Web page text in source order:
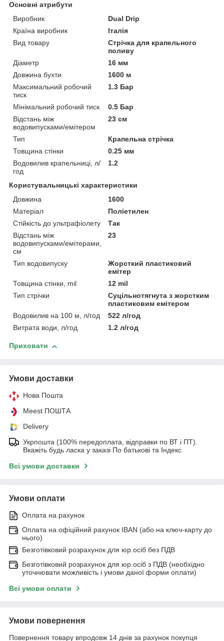
Основні атрибути
Виробник
Dual Drip
Країна виробник
Італія
Вид товару
Стрічка для крапельного
поливу
Діаметр
16 мм
Довжина бухти
1600 м
Максимальний робочий
тиск
1.3 Бар
Мінімальний робочий тиск
0.5 Бар
Відстань між
водовипусками/емітером
23 см
Тип
Крапельна стрічка
Товщина стінки
0.25 мм
Водовилив крапельниці, л/
год
1.2
Користувальницькі характеристики
Довжина
1600
Матеріал
Поліетилен
Стійкість до ультрафіолету
Так
Відстань між
водовипусками/емітерами,
см
23
Тип водовипуску
Жорсткий пластиковий
емітер
Товщина стінки, mil
12 mil
Тип стрічки
Суцільнотягнута з жорстким
пластиковим емітером
Водовилив на 100 м, л/год
522 л/год
Витрата води, л/год
1.2 л/год
Приховати
Умови доставки
Нова Пошта
Meest ПОШТА
Delivery
Укрпошта (100% передоплата, відправки по ВТ і ПТ).
Вкажіть будь ласка у заказі По батькові та Індекс
Всі умови доставки
Умови оплати
Оплата на рахунок
Оплата на офіційний рахунок IBAN (або на ключ-карту до
нього)
Безготівковий розрахунок для юр.осіб без ПДВ
Безготівковий розрахунок для юр.осіб з ПДВ (необхідно
уточнювати можливість і умови даної форми оплати)
Всі умови оплати
Умови повернення
Повернення товару впродовж 14 днів за рахунок покупця